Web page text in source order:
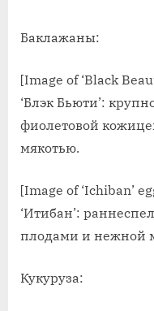
Баклажаны:
[Image of ‘Black
‘Блэк Бьюти’:
фиолетовой
мякотью.
[Image of ‘Ichiban’
‘Итибан’:
плодами и нежной
Кукуруза: